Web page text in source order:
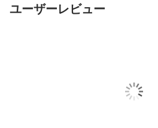
ユーザーレビュー